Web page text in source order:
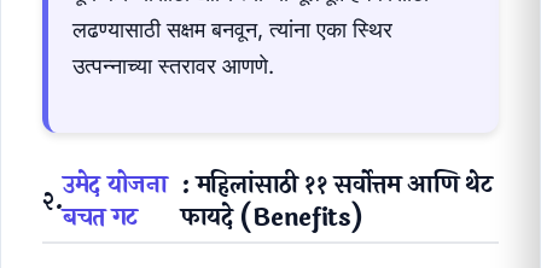
लढण्यासाठी सक्षम बनवून, त्यांना एका स्थिर
उत्पन्नाच्या स्तरावर आणणे.
२.उमेद योजना
बचत गट
: महिलांसाठी ११ सर्वोत्तम आणि थेट
फायदे (Benefits)